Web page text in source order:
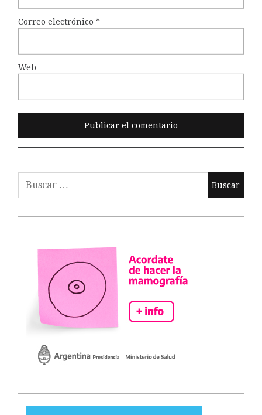
Correo electrónico *
Web